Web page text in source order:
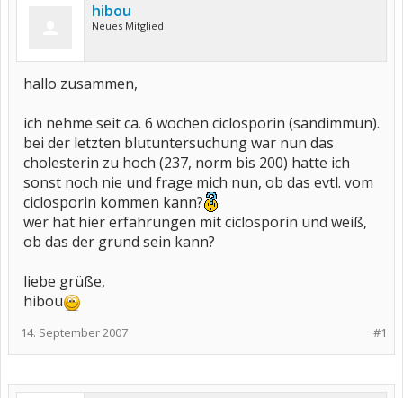
hibou
Neues Mitglied
hallo zusammen,
ich nehme seit ca. 6 wochen ciclosporin (sandimmun).
bei der letzten blutuntersuchung war nun das
cholesterin zu hoch (237, norm bis 200) hatte ich
sonst noch nie und frage mich nun, ob das evtl. vom
ciclosporin kommen kann?
wer hat hier erfahrungen mit ciclosporin und weiß,
ob das der grund sein kann?
liebe grüße,
hibou
#1
14. September 2007